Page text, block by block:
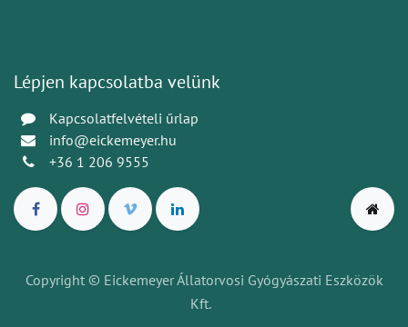
Lépjen kapcsolatba velünk
Kapcsolatfelvételi űrlap
info@eickemeyer.hu
+36 1 206 9555
Copyright © Eickemeyer Állatorvosi Gyógyászati Eszközök
Kft.